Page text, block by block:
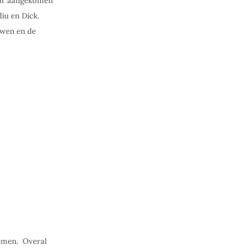
en Dick.
en de
Overal